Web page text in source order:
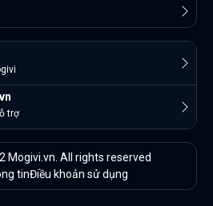
trợ
Mogivi.vn. All rights reserved
tinĐiều khoản sử dụng